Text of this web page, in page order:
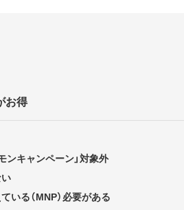
お得
ンキャンペーン」対象外
いる（MNP）必要がある